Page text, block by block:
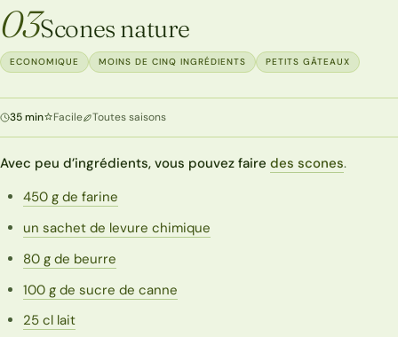
03Scones nature
ECONOMIQUE MOINS DE CINQ INGRÉDIENTS PETITS GÂTEAUX
35 min Facile Toutes saisons
Avec peu d’ingrédients, vous pouvez faire des scones.
450 g de farine
un sachet de levure chimique
80 g de beurre
100 g de sucre de canne
25 cl lait